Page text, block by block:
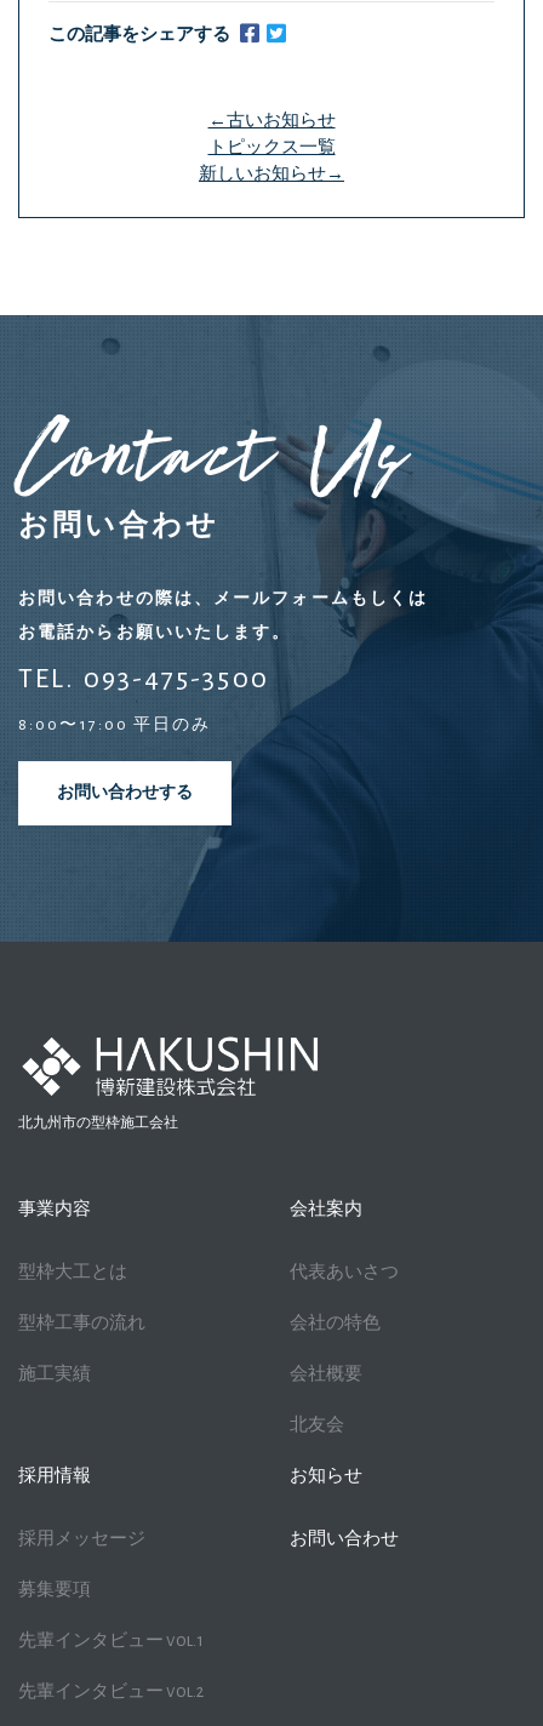
この記事をシェアする
←古いお知らせ
トピックス一覧
新しいお知らせ→
Contact Us
お問い合わせ
お問い合わせの際は、メールフォームもしくは
お電話からお願いいたします。
TEL. 093-475-3500
8:00〜17:00 平日のみ
お問い合わせする
北九州市の型枠施工会社
事業内容
型枠大工とは
型枠工事の流れ
施工実績
会社案内
代表あいさつ
会社の特色
会社概要
北友会
採用情報
採用メッセージ
募集要項
先輩インタビュー vol.1
先輩インタビュー vol.2
お知らせ
お問い合わせ